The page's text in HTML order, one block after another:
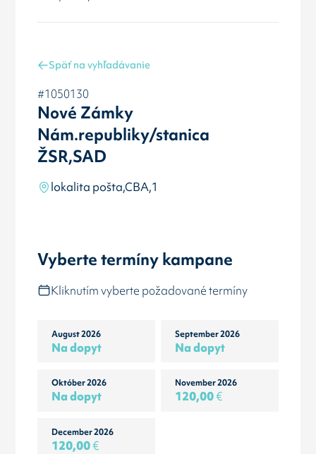
Späť na vyhľadávanie
#1050130
Nové Zámky
Nám.republiky/stanica
ŽSR,SAD
lokalita pošta,CBA,1
Vyberte termíny kampane
Kliknutím vyberte požadované termíny
August 2026
Na dopyt
September 2026
Na dopyt
Október 2026
Na dopyt
November 2026
120,00€
December 2026
120,00€